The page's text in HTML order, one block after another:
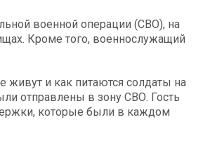
военной операции (СВО), на
Кроме того, военнослужащий
живут и как питаются солдаты на
отправлены в зону СВО. Гость
которые были в каждом